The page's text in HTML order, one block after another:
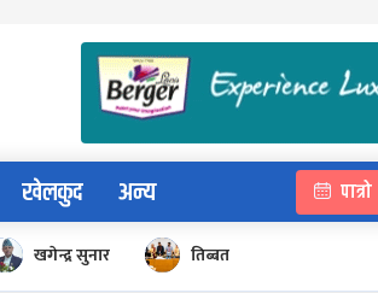
खेलकुद अन्य पात्रो
खगेन्द्र सुनार तिब्बत